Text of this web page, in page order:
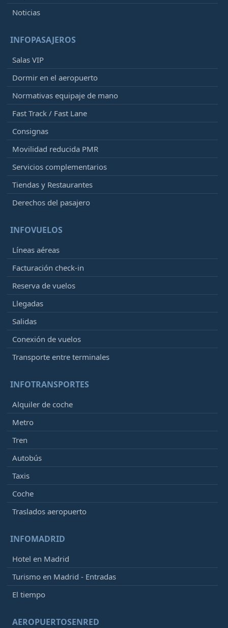
Noticias
INFOPASAJEROS
Salas VIP
Dormir en el aeropuerto
Normativas equipaje de mano
Fast Track / Fast Lane
Consignas
Movilidad reducida PMR
Servicios complementarios
Tiendas y Restaurantes
Derechos del pasajero
INFOVUELOS
Líneas aéreas
Facturación check-in
Reserva de vuelos
Llegadas
Salidas
Conexión de vuelos
Transporte entre terminales
INFOTRANSPORTES
Alquiler de coche
Metro
Tren
Autobús
Taxis
Coche
Traslados aeropuerto
INFOMADRID
Hotel en Madrid
Turismo en Madrid - Entradas
El tiempo
AEROPUERTOSENRED